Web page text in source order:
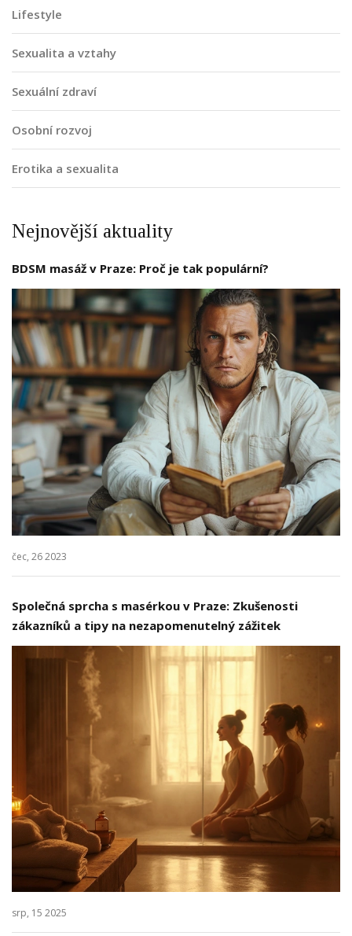
Lifestyle
Sexualita a vztahy
Sexuální zdraví
Osobní rozvoj
Erotika a sexualita
Nejnovější aktuality
BDSM masáž v Praze: Proč je tak populární?
čec, 26 2023
Společná sprcha s masérkou v Praze: Zkušenosti
zákazníků a tipy na nezapomenutelný zážitek
srp, 15 2025